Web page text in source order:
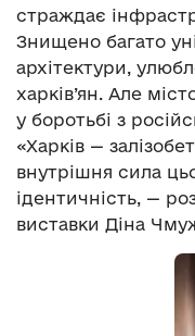
страждає
Знищено багато
архітектури,
харків’ян. Але
у боротьбі з
«Харків —
внутрішня сила
ідентичність, —
виставки Діна